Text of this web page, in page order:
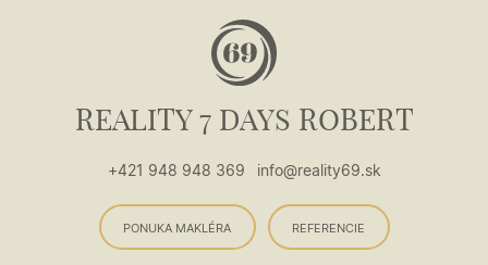
REALITY 7 DAYS ROBERT
+421 948 948 369 info@reality69.sk
PONUKA MAKLÉRA REFERENCIE